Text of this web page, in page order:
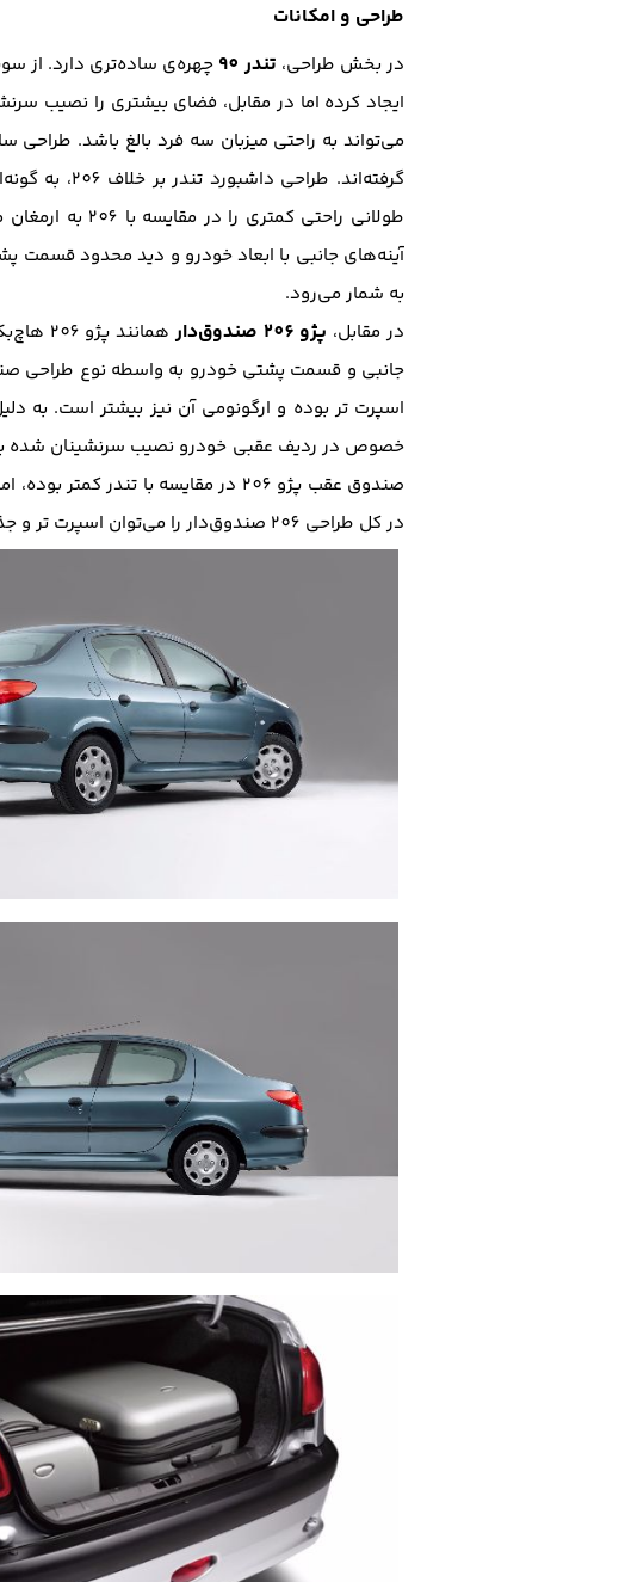
طراحی و امکانات
در بخش طراحی، تندر 90
چهره‌ی ساده‌‌تری دارد. از
ایجاد کرده اما در مقابل، فضای بیشتری را نصیب
می‌تواند به راحتی میزبان سه فرد بالغ باشد.
گرفته‌اند.
طولانی
آینه‌های جانبی با ابعاد خودرو و دید محدود
به شمار می‌رود.
در مقابل، پژو 206 صندوق‌دار
اسپرت تر بوده و ارگونومی آن نیز بیشتر است. به
خصوص در ردیف عقبی خودرو نصیب سرنشینان شده
در کل طراحی 206 صندوق‌دار را می‌توان اسپرت تر و جذاب تر دانست اما